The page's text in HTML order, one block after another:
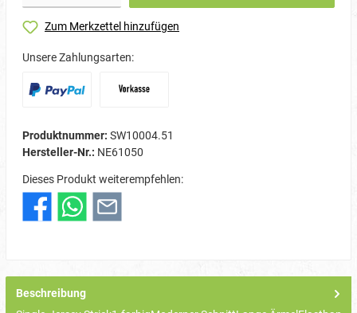
Zum Merkzettel hinzufügen
Unsere Zahlungsarten:
Produktnummer: SW10004.51
Hersteller-Nr.: NE61050
Dieses Produkt weiterempfehlen:
Beschreibung